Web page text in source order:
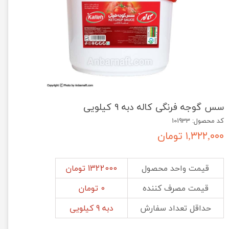
سس گوجه فرنگی کاله دبه 9 کیلویی
کد محصول: 101933
۱,۳۲۲,۰۰۰ تومان
قیمت واحد محصول
1322000 تومان
قیمت مصرف کننده
0 تومان
حداقل تعداد سفارش
دبه 9 کیلویی